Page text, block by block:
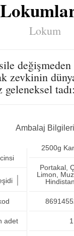
Lokum
zevkinin
geleneksel
Ambalaj Bilgileri
|
adet
2500g
Portakal,
Limon,
1